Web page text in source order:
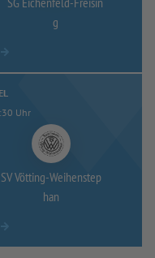
g
Uhr
SV Vötting-Weihenstep
han